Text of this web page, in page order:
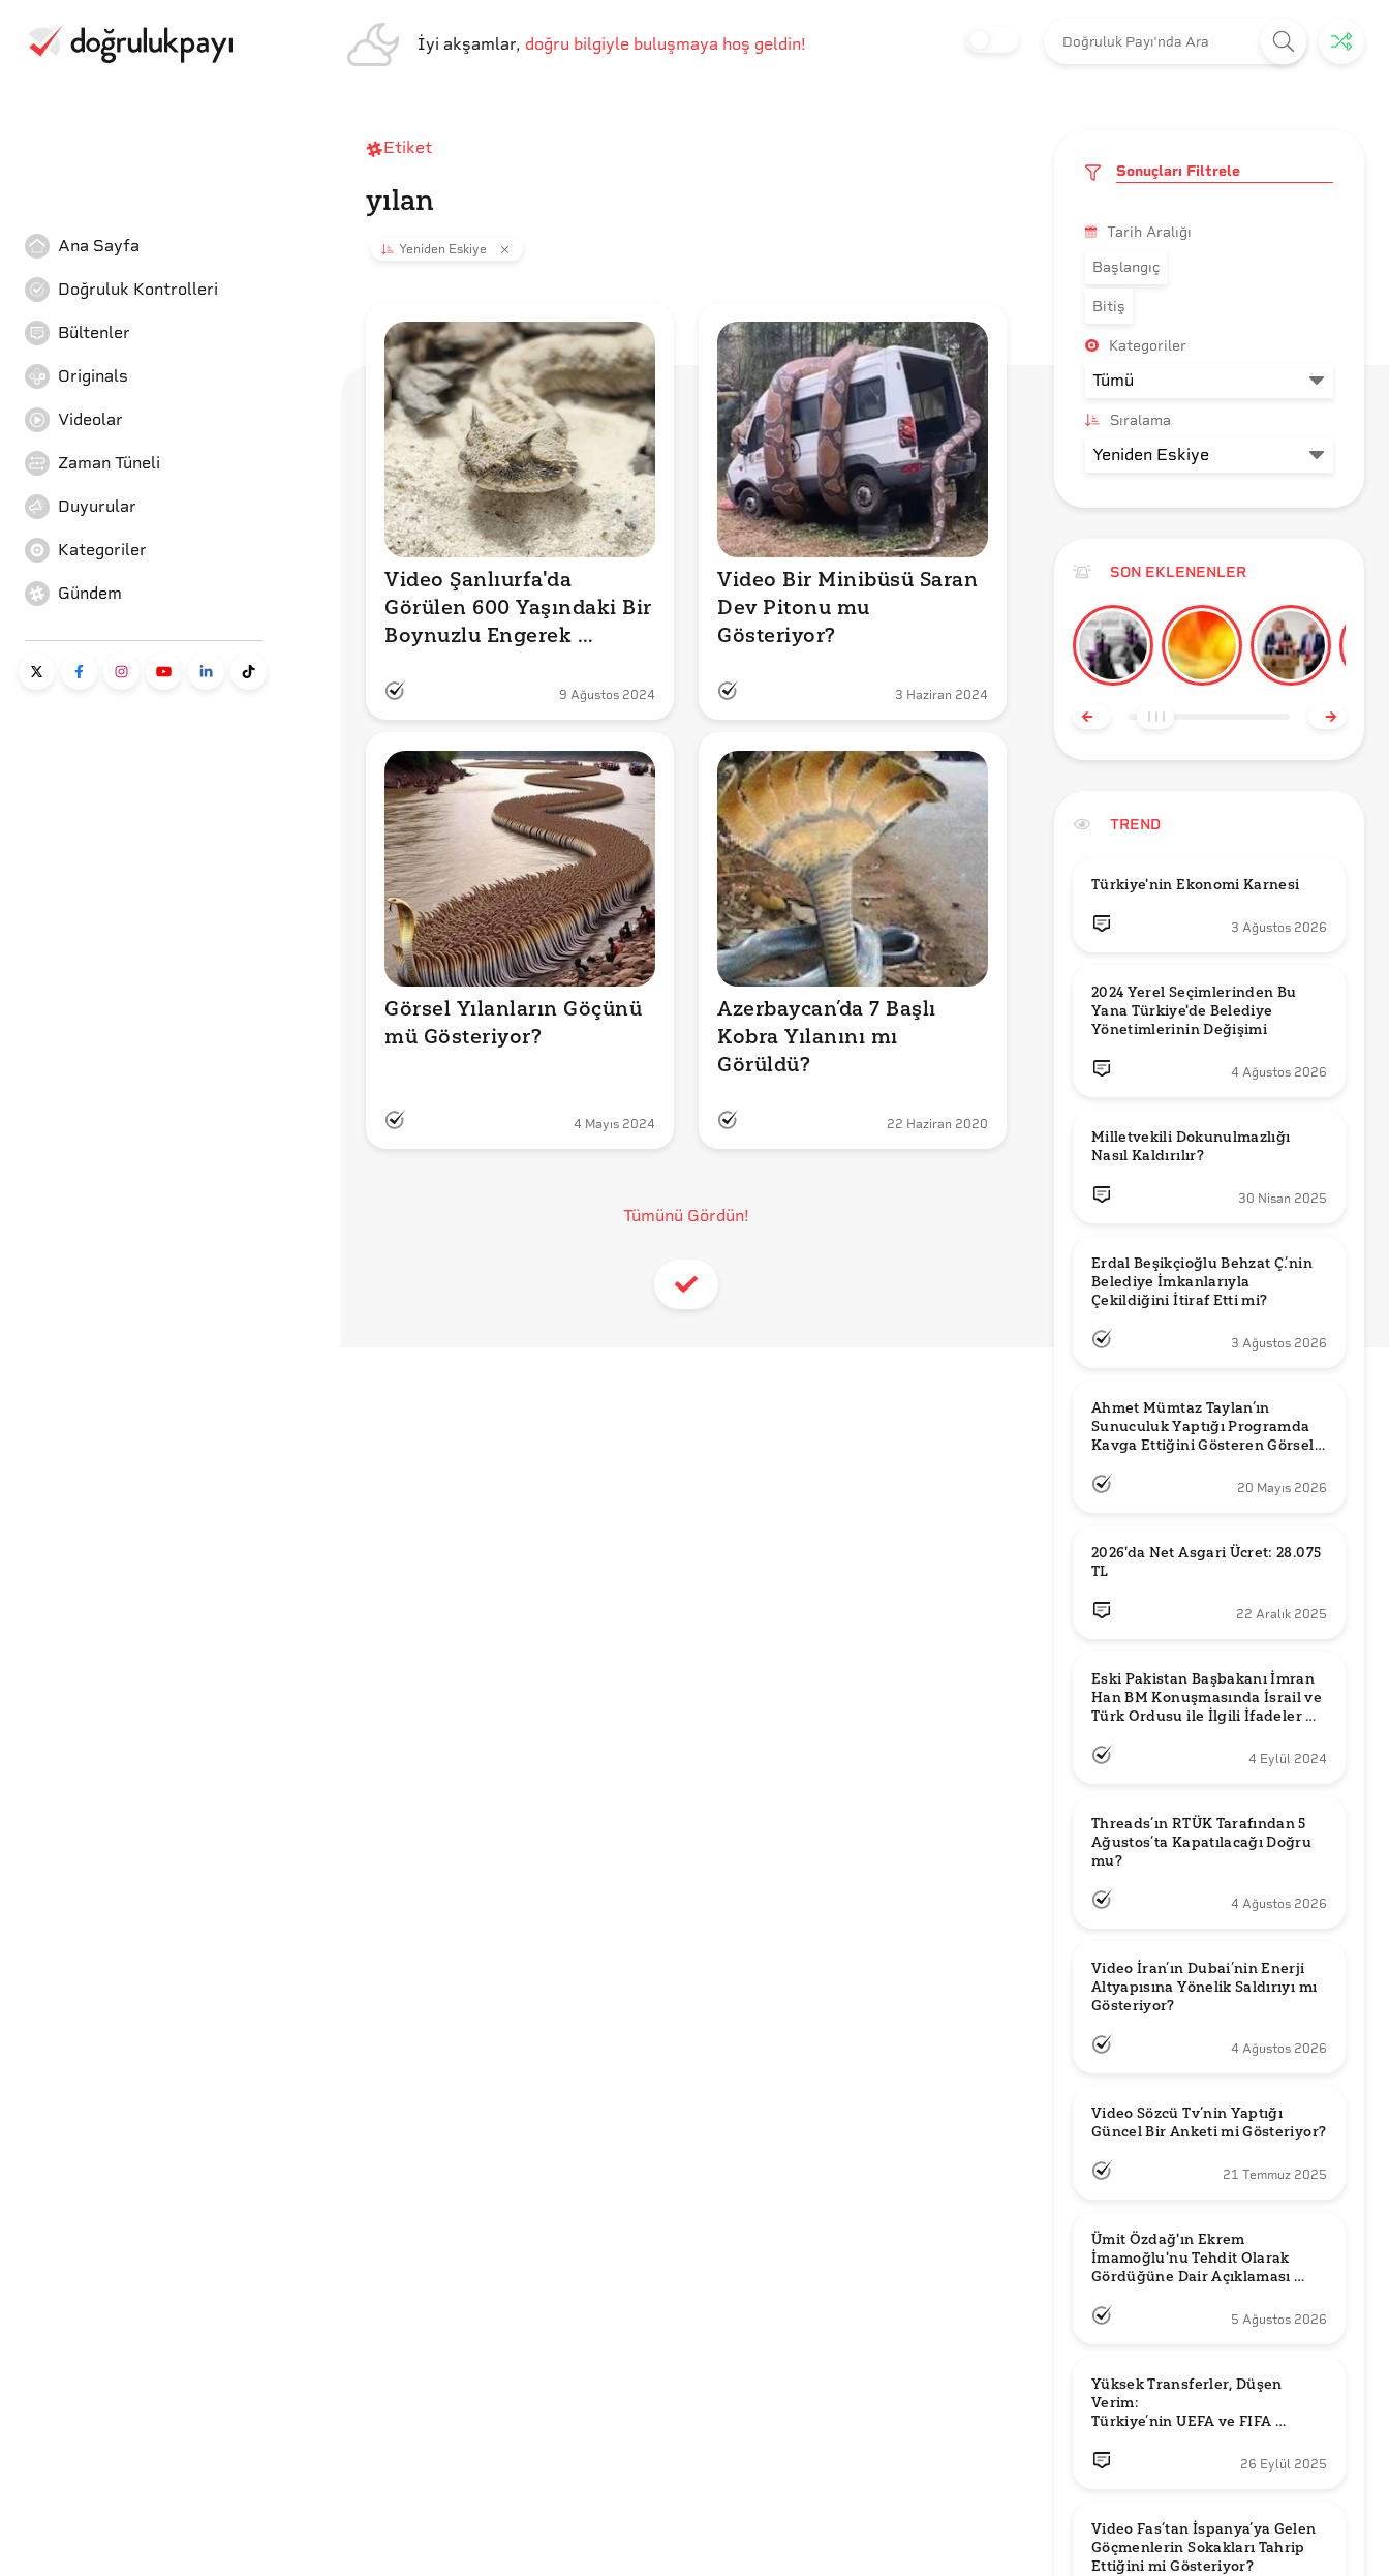
İyi akşamlar, doğru bilgiyle buluşmaya hoş geldin!
Ana Sayfa
Doğruluk Kontrolleri
Bültenler
Originals
Videolar
Zaman Tüneli
Duyurular
Kategoriler
Gündem
Etiket
yılan
Yeniden Eskiye
Video Şanlıurfa'da
Görülen 600 Yaşındaki Bir
Boynuzlu Engerek
9 Ağustos 2024
Video Bir Minibüsü Saran
Dev Pitonu mu
Gösteriyor?
3 Haziran 2024
Görsel Yılanların Göçünü
mü Gösteriyor?
4 Mayıs 2024
Azerbaycan’da 7 Başlı
Kobra Yılanını mı
Görüldü?
22 Haziran 2020
Tümünü Gördün!
Sonuçları Filtrele
Tarih Aralığı
Başlangıç
Bitiş
Kategoriler
Sıralama
SON EKLENENLER
TREND
Türkiye'nin Ekonomi Karnesi
3 Ağustos 2026
2024 Yerel Seçimlerinden Bu
Yana Türkiye'de Belediye
Yönetimlerinin Değişimi
4 Ağustos 2026
Milletvekili Dokunulmazlığı
Nasıl Kaldırılır?
30 Nisan 2025
Erdal Beşikçioğlu Behzat Ç.’nin
Belediye İmkanlarıyla
3 Ağustos 2026
Ahmet Mümtaz Taylan’ın
Sunuculuk Yaptığı Programda
Kavga Ettiğini Gösteren Görsel
20 Mayıs 2026
2026'da Net Asgari Ücret: 28.075
TL
22 Aralık 2025
Eski Pakistan Başbakanı İmran
Han BM Konuşmasında İsrail ve
Türk Ordusu ile İlgili İfadeler mi
4 Eylül 2024
Threads’ın RTÜK Tarafından 5
Ağustos’ta Kapatılacağı Doğru
mu?
4 Ağustos 2026
Video İran’ın Dubai’nin Enerji
Altyapısına Yönelik Saldırıyı mı
Gösteriyor?
4 Ağustos 2026
Video Sözcü Tv’nin Yaptığı
Güncel Bir Anketi mi Gösteriyor?
21 Temmuz 2025
Ümit Özdağ'ın Ekrem
İmamoğlu'nu Tehdit Olarak
Gördüğüne Dair Açıklaması
5 Ağustos 2026
Yüksek Transferler, Düşen
Verim:
Türkiye’nin UEFA ve FIFA
26 Eylül 2025
Video Fas’tan İspanya’ya Gelen
Göçmenlerin Sokakları Tahrip
Ettiğini mi Gösteriyor?